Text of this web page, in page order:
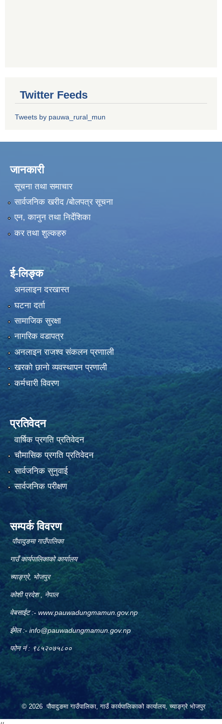
Twitter Feeds
Tweets by pauwa_rural_mun
जानकारी
सूचना तथा समाचार
सार्वजनिक खरीद /बोलपत्र सूचना
एन, कानुन तथा निर्देशिका
कर तथा शुल्कहरु
ई-लिङ्क
अनलाइन दरखास्त
घटना दर्ता
सामाजिक सुरक्षा
नागरिक वडापत्र
अनलाइन राजश्व संकलन प्रणााली
खरको छानो व्यवस्थापन प्रणाली
कर्मचारी विवरण
प्रतिवेदन
वार्षिक प्रगति प्रतिवेदन
चौमासिक प्रगति प्रतिवेदन
सार्वजनिक सुनुवाई
सार्वजनिक परीक्षण
सम्पर्क विवरण
पौवादुङमा गाउँपालिका
गाउँ कार्यपालिकाको कार्यालय
च्याङ्ग्रे, भोजपुर
कोशी प्रदेश , नेपाल
वेबसाईट :- www.pauwadungmamun.gov.np
ईमेल :- info@pauwadungmamun.gov.np
फोन नं : ९८५२०७५८००
© 2026 पौवादुङमा गाउँपालिका, गाउँ कार्यपालिकाको कार्यालय, च्याङ्ग्रे भोजपुर